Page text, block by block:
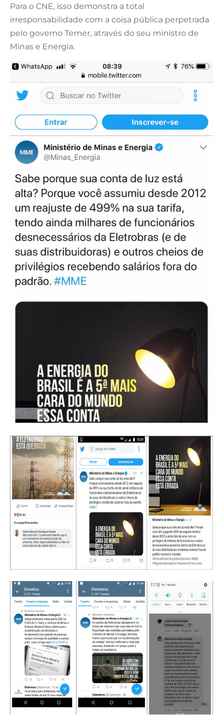
Para o CNE, isso demonstra a total
irresponsabilidade com a coisa pública perpetrada
pelo governo Temer, através do seu ministro de
Minas e Energia.